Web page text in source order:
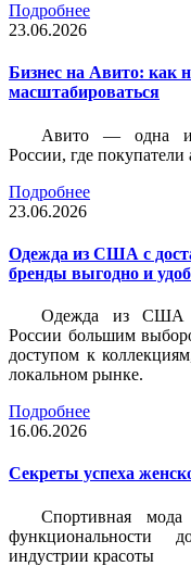
Подробнее
23.06.2026
Бизнес на Авито: как
масштабироваться
Авито — одна
России, где
Подробнее
23.06.2026
Одежда из США с
бренды выгодно и
Одежда из США
России большим
доступом к
локальном рынке.
Подробнее
16.06.2026
Секреты успеха
Спортивная
функциональности
индустрии красоты